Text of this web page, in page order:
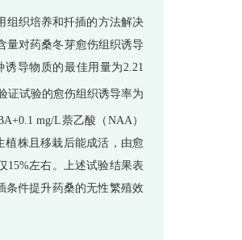
组织培养和扦插的方法解决
量对药桑冬芽愈伤组织诱导
导物质的最佳用量为2.21
证试验的愈伤组织诱导率为
mg/L萘乙酸（NAA）
植株且移栽后能成活，由愈
15%左右。上述试验结果表
条件提升药桑的无性繁殖效